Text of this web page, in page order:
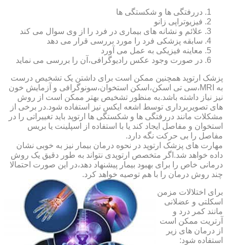
دررفتگی ها و شکستگی ها
فیزیوتراپی زانو
علائم و نشانه های بیماری در فرد را از وی سوال می کند
سابقه پزشکی فرد را مورد بررسی قرار می دهد
معاینه فیزیکی به عمل می آورد
در صورت وجود عکس رادیوگرافی،آن را بررسی می‎ نماید
پزشک ارتوپد همچنین ممکن است برای داشتن یک تشخیص درست
به MRI،سی تی اسکن،اسکن استخوان،سونوگرافی و آزمایش خون
نیز نیاز داشته باشد.به منظور تشخیص بهتر ممکن است از روش
های تصویربرداری توسط اشعه ایکس نیز استفاده شود.در برخی از
مشکلات مانند دررفتگی ها و شکستگی ها ارتوپد باید تغییراتی را در
استخوان و مفاصل ایجاد کند یا با استفاده از اسپلینت یا بریس
مفاصل را بی حرکت نگه دارد.
مهارت های پزشک ارتوپد در نحوه درمان بیمار نیز به خوبی نشان
داده خواهد شد.اگر متخصص ارتوپدی نتواند به طور دقیق یک روش
درمانی خاص را برای بهبود بیمار پیشنهاد دهد،در این صورت احتمالا
چند روش درمان را با هم توصیه خواهد کرد.
برای اختلالات مزمن
اسکلتی و عضلانی
مانند کمر درد و
آرتریت ممکن است
از درمان های زیر
استفاده شود: